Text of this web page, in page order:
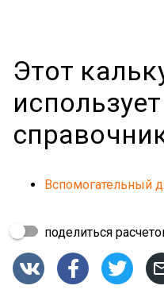
Этот
Вспомогательный
поделиться
  